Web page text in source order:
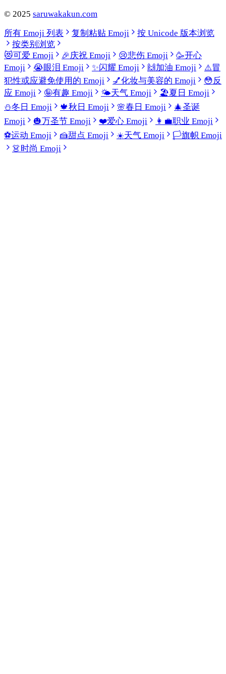
© 2025 saruwakakun.com
所有 Emoji 列表
复制粘贴 Emoji
按 Unicode 版本浏览
按类别浏览
😻可爱 Emoji 🎉庆祝 Emoji 😢悲伤 Emoji 🥳开心
Emoji
😭眼泪 Emoji ✨闪耀 Emoji 🙌加油 Emoji ⚠️冒
犯性或应避免使用的 Emoji
💅化妆与美容的 Emoji 😳反
应 Emoji
🤪有趣 Emoji 🌤️天气 Emoji 🏖️夏日 Emoji
⛄冬日 Emoji 🍁秋日 Emoji 🌸春日 Emoji 🎄圣诞
Emoji
🎃万圣节 Emoji ❤️爱心 Emoji 👩‍💼职业 Emoji
⚽运动 Emoji 🍰甜点 Emoji ☀️天气 Emoji 🏳️旗帜 Emoji
👗时尚 Emoji